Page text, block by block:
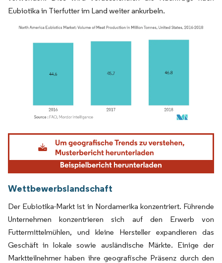
Eubiotika in Tierfutter im Land weiter ankurbeln.
Bild © Mordor Intelligence. Wiederverwendung erfordert Namensnennung gemäß
Wettbewerbslandschaft
Der Eubiotika-Markt ist in Nordamerika konzentriert. Führende
Unternehmen konzentrieren sich auf den Erwerb von
Futtermittelmühlen, und kleine Hersteller expandieren das
Geschäft in lokale sowie ausländische Märkte. Einige der
Marktteilnehmer haben ihre geografische Präsenz durch den